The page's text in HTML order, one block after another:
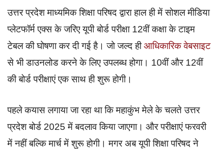
उत्तर प्रदेश माध्यमिक शिक्षा परिषद द्वारा हाल ही में सोशल मीडिया
प्लेटफॉर्म एक्स के जरिए यूपी बोर्ड परीक्षा 12वीं कक्षा के टाइम
टेबल की घोषणा कर दी गई है। जो जल्द हीआधिकारिक वेबसाइट
से भी डाउनलोड करने के लिए उपलब्ध होगा। 10वीं और 12वीं
की बोर्ड परीक्षाएं एक साथ ही शुरू होगी।
पहले कयास लगाया जा रहा था कि महाकुंभ मेले के चलते उत्तर
प्रदेश बोर्ड 2025 में बदलाव किया जाएगा। और परीक्षाएं फरवरी
में नहीं बल्कि मार्च में शुरू होगी। मगर अब यूपी शिक्षा परिषद ने